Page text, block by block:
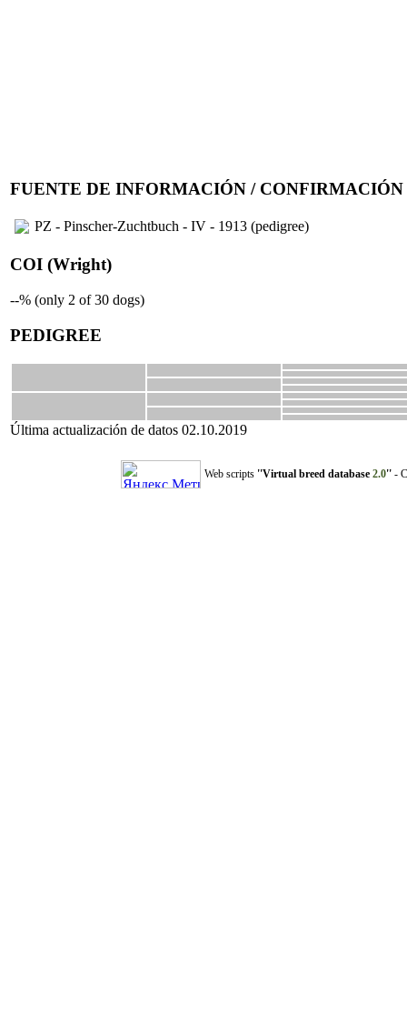
FUENTE DE INFORMACIÓN / CONFIRMACIÓN
PZ - Pinscher-Zuchtbuch - IV - 1913 (pedigree)
COI (Wright)
--% (only 2 of 30 dogs)
PEDIGREE
Última actualización de datos 02.10.2019
Web scripts ''Virtual breed database 2.0'' -